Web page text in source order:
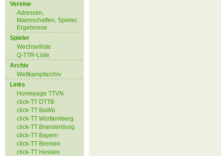
Vereine
Adressen,
Mannschaften, Spieler,
Ergebnisse
Spieler
Wechselliste
Q-TTR-Liste
Archiv
Wettkampfarchiv
Links
Homepage TTVN
click-TT DTTB
click-TT BaWü
click-TT Württemberg
click-TT Brandenburg
click-TT Bayern
click-TT Bremen
click-TT Hessen